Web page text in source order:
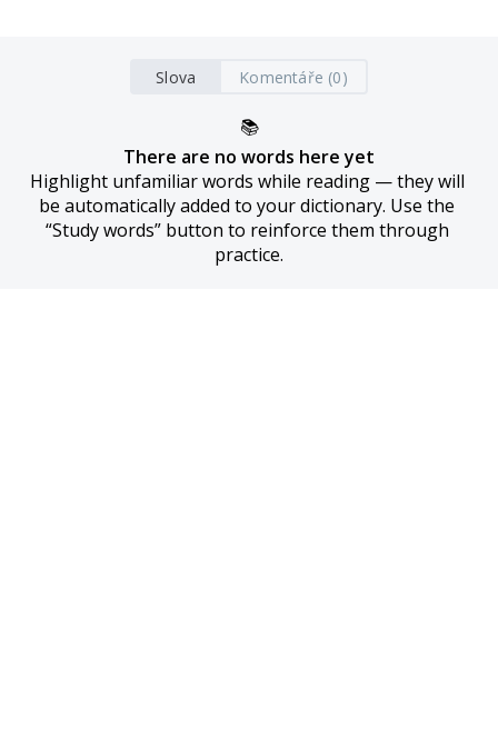
Slova Komentáře (0)
📚
There are no words here yet
Highlight unfamiliar words while reading — they will
be automatically added to your dictionary. Use the
“Study words” button to reinforce them through
practice.